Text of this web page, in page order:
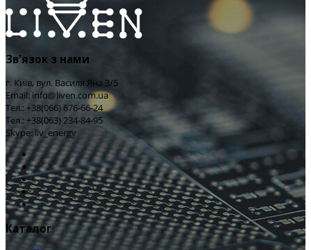
Зв'язок з нами
г. Київ, вул. Василя Яна 3/5
Email: info@liven.com.ua
Тел.: +38(066) 676-66-24
Тел.: +38(063) 234-84-95
Skype: liv_energy
Каталог